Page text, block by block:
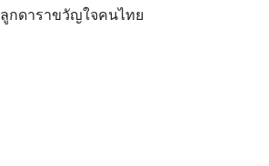
ลูกดาราขวัญใจคนไทย